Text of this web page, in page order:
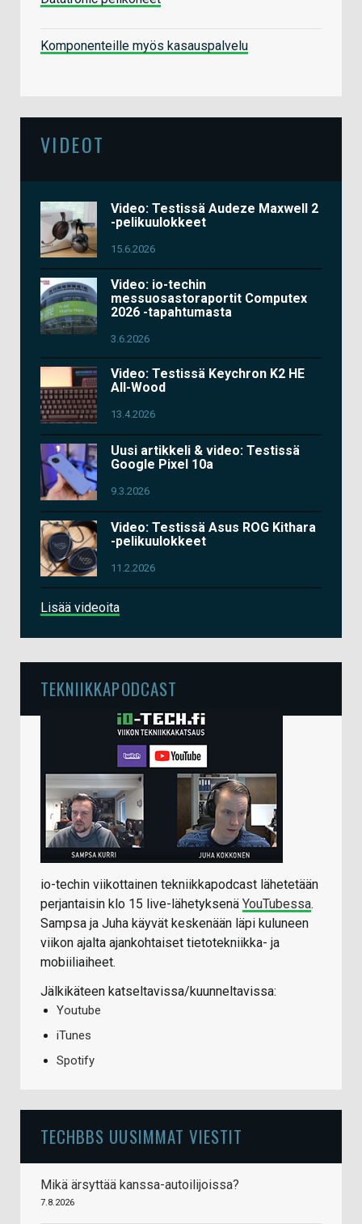
Komponenteille myös kasauspalvelu
VIDEOT
Video: Testissä Audeze Maxwell 2
-pelikuulokkeet
15.6.2026
Video: io-techin
messuosastoraportit Computex
2026 -tapahtumasta
3.6.2026
Video: Testissä Keychron K2 HE
All-Wood
13.4.2026
Uusi artikkeli & video: Testissä
Google Pixel 10a
9.3.2026
Video: Testissä Asus ROG Kithara
-pelikuulokkeet
11.2.2026
Lisää videoita
TEKNIIKKAPODCAST
io-techin viikottainen tekniikkapodcast lähetetään
perjantaisin klo 15 live-lähetyksenä YouTubessa.
Sampsa ja Juha käyvät keskenään läpi kuluneen
viikon ajalta ajankohtaiset tietotekniikka- ja
mobiiliaiheet.
Jälkikäteen katseltavissa/kuunneltavissa:
Youtube
iTunes
Spotify
TECHBBS UUSIMMAT VIESTIT
Mikä ärsyttää kanssa-autoilijoissa?
7.8.2026